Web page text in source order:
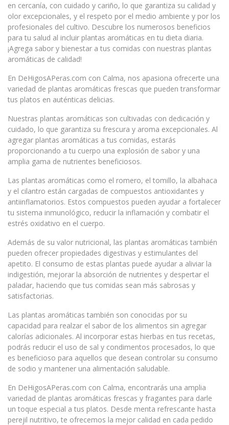
en cercanía, con cuidado y cariño, lo que garantiza su calidad y
olor excepcionales, y el respeto por el medio ambiente y por los
profesionales del cultivo. Descubre los numerosos beneficios
para tu salud al incluir plantas aromáticas en tu dieta diaria.
¡Agrega sabor y bienestar a tus comidas con nuestras plantas
aromáticas de calidad!
En DeHigosAPeras.com con Calma, nos apasiona ofrecerte una
variedad de plantas aromáticas frescas que pueden transformar
tus platos en auténticas delicias.
Nuestras plantas aromáticas son cultivadas con dedicación y
cuidado, lo que garantiza su frescura y aroma excepcionales. Al
agregar plantas aromáticas a tus comidas, estarás
proporcionando a tu cuerpo una explosión de sabor y una
amplia gama de nutrientes beneficiosos.
Las plantas aromáticas como el romero, el tomillo, la albahaca
y el cilantro están cargadas de compuestos antioxidantes y
antiinflamatorios. Estos compuestos pueden ayudar a fortalecer
tu sistema inmunológico, reducir la inflamación y combatir el
estrés oxidativo en el cuerpo.
Además de su valor nutricional, las plantas aromáticas también
pueden ofrecer propiedades digestivas y estimulantes del
apetito. El consumo de estas plantas puede ayudar a aliviar la
indigestión, mejorar la absorción de nutrientes y despertar el
paladar, haciendo que tus comidas sean más sabrosas y
satisfactorias.
Las plantas aromáticas también son conocidas por su
capacidad para realzar el sabor de los alimentos sin agregar
calorías adicionales. Al incorporar estas hierbas en tus recetas,
podrás reducir el uso de sal y condimentos procesados, lo que
es beneficioso para aquellos que desean controlar su consumo
de sodio y mantener una alimentación saludable.
En DeHigosAPeras.com con Calma, encontrarás una amplia
variedad de plantas aromáticas frescas y fragantes para darle
un toque especial a tus platos. Desde menta refrescante hasta
perejil nutritivo, te ofrecemos la mejor calidad en cada pedido